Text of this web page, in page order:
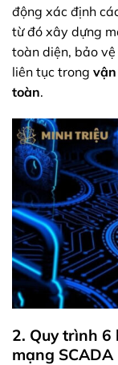
động xác định
từ đó xây dựng
toàn diện, bảo
liên tục trong
toàn.
2. Quy trình 6
mạng SCADA